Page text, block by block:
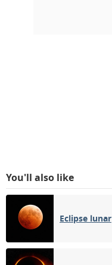
You'll also like
Eclipse lunar